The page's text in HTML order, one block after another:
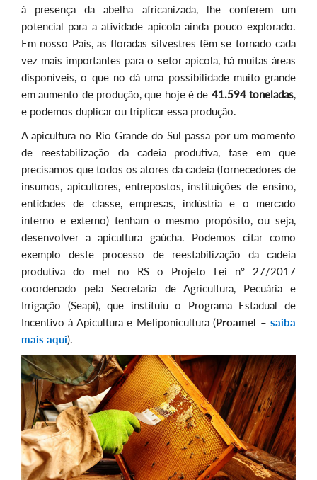
à presença da abelha africanizada, lhe conferem um
potencial para a atividade apícola ainda pouco explorado.
Em nosso País, as floradas silvestres têm se tornado cada
vez mais importantes para o setor apícola, há muitas áreas
disponíveis, o que no dá uma possibilidade muito grande
em aumento de produção, que hoje é de 41.594toneladas,
e podemos duplicar ou triplicar essa produção.
A apicultura no Rio Grande do Sul passa por um momento
de reestabilização da cadeia produtiva, fase em que
precisamos que todos os atores da cadeia (fornecedores de
insumos, apicultores, entrepostos, instituições de ensino,
entidades de classe, empresas, indústria e o mercado
interno e externo) tenham o mesmo propósito, ou seja,
desenvolver a apicultura gaúcha. Podemos citar como
exemplo deste processo de reestabilização da cadeia
produtiva do mel no RS o Projeto Lei nº 27/2017
coordenado pela Secretaria de Agricultura, Pecuária e
Irrigação (Seapi), que instituiu o Programa Estadual de
Incentivo à Apicultura e Meliponicultura (Proamel –saiba
mais aqui).